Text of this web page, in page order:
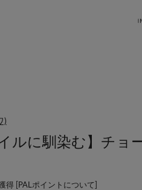
)
ルに馴染む】チョ
得 [ PALポイントについて